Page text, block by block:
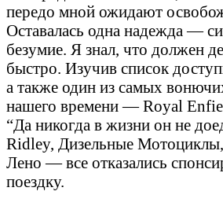
передо мной ожидают
Оставалась одна надежда —
безумие. Я знал, что должен
быстро. Изучив список
а также один из самых
нашего времени — Royal
“Да никогда в жизни он не
Ridley, Дизельные
Лено — все отказались
поездку.